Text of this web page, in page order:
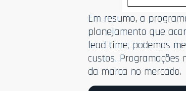
Em resumo, a
planejamento que
lead time, podemos
custos.
da marca no mercado.